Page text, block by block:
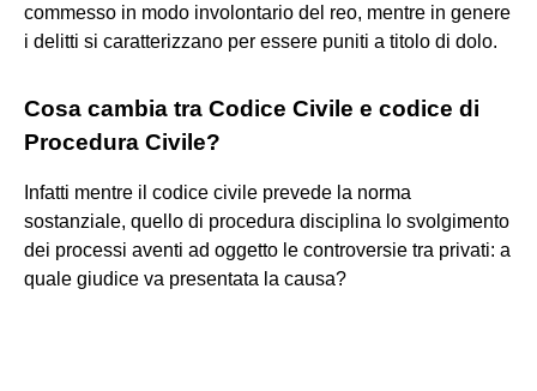
commesso in modo involontario del reo, mentre in genere
i delitti si caratterizzano per essere puniti a titolo di dolo.
Cosa cambia tra Codice Civile e codice di
Procedura Civile?
Infatti mentre il codice civile prevede la norma
sostanziale, quello di procedura disciplina lo svolgimento
dei processi aventi ad oggetto le controversie tra privati: a
quale giudice va presentata la causa?